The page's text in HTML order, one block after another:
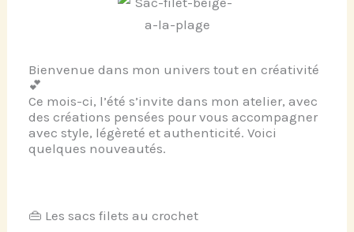
Bienvenue dans mon univers tout en créativité
💕
Ce mois-ci, l’été s’invite dans mon atelier, avec
des créations pensées pour vous accompagner
avec style, légèreté et authenticité. Voici
quelques nouveautés.
👜 Les sacs filets au crochet